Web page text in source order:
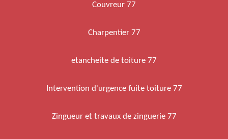
Couvreur 77
Charpentier 77
etancheite de toiture 77
Intervention d'urgence fuite toiture 77
Zingueur et travaux de zinguerie 77